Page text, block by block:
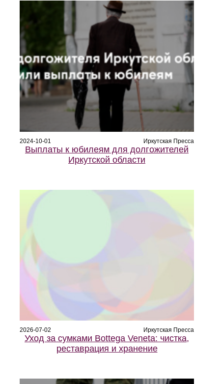
2024-10-01 Иркутская Пресса
Выплаты к юбилеям для долгожителей
Иркутской области
2026-07-02 Иркутская Пресса
Уход за сумками Bottega Veneta: чистка,
реставрация и хранение